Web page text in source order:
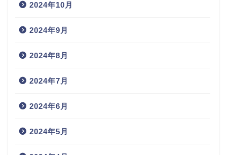
2024年10月
2024年9月
2024年8月
2024年7月
2024年6月
2024年5月